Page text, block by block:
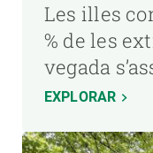
Les illes
% de les
vegada
EXPLORAR